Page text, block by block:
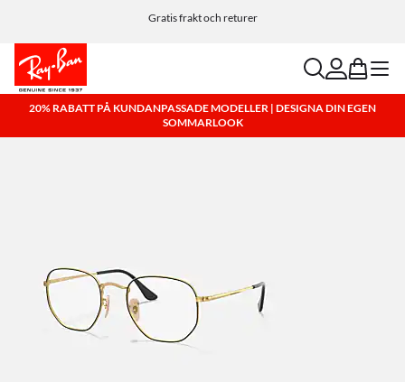
Gratis frakt och returer
Anpassa dina solglasögon och lägg till en gravyr utan kostnad.
searchaccount
bag menu
20% RABATT PÅ KUNDANPASSADE MODELLER | DESIGNA DIN EGEN
SOMMARLOOK